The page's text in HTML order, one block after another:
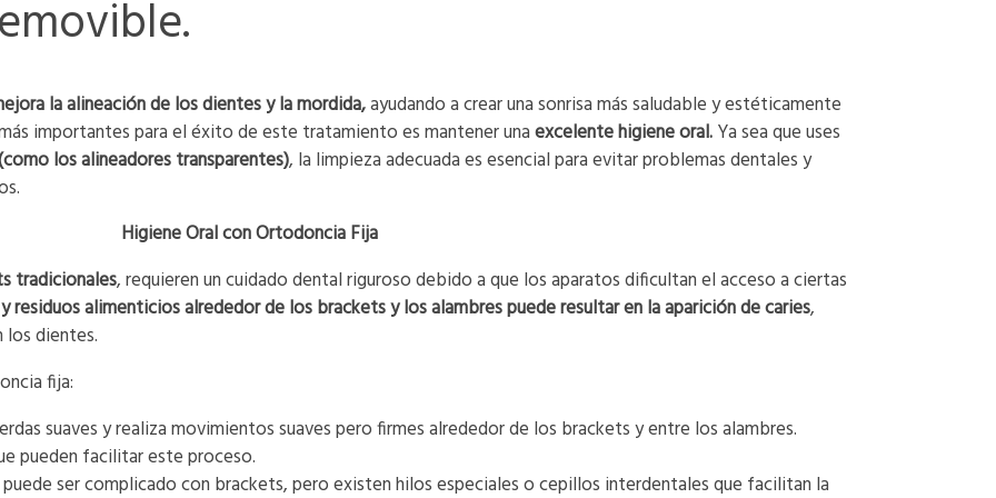
la alineación de los dientes y la mordida,ayudando a crear una sonrisa más saludable y estéticamente
importantes para el éxito de este tratamiento es mantener unaexcelente higiene oral.Ya sea que uses
los alineadores transparentes), la limpieza adecuada es esencial para evitar problemas dentales y
Higiene Oral con Ortodoncia Fija
tradicionales, requieren un cuidado dental riguroso debido a que los aparatos dificultan el acceso a ciertas
residuos alimenticios alrededor de los brackets y los alambres puede resultar en la aparición de caries,
los dientes.
fija:
suaves y realiza movimientos suaves pero firmes alrededor de los brackets y entre los alambres.
pueden facilitar este proceso.
ser complicado con brackets, pero existen hilos especiales o cepillos interdentales que facilitan la